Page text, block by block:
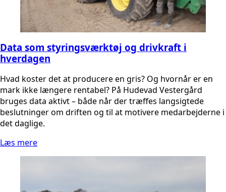
Data som styringsværktøj og drivkraft i
hverdagen
Hvad koster det at producere en gris? Og hvornår er en
mark ikke længere rentabel? På Hudevad Vestergård
bruges data aktivt – både når der træffes langsigtede
beslutninger om driften og til at motivere medarbejderne i
det daglige.
Læs mere